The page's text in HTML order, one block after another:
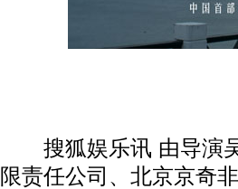
搜狐娱乐讯 由导演吴
限责任公司、北京京奇